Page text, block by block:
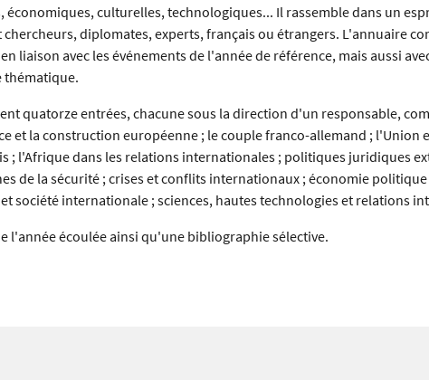
culturelles, technologiques... Il rassemble dans un
diplomates, experts, français ou étrangers. L'annuaire
liaison avec les événements de l'année de référence, mais aussi
thématique.
quatorze entrées, chacune sous la direction d'un responsable,
et la construction européenne ; le couple franco-allemand ; l'Union
; l'Afrique dans les relations internationales ; politiques juridiques
de la sécurité ; crises et conflits internationaux ; économie
société internationale ; sciences, hautes technologies et relations
l'année écoulée ainsi qu'une bibliographie sélective.